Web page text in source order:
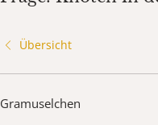
Übersicht
Gramuselchen